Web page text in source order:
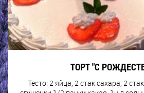
ТОРТ "С
Тесто: 2 яйца, 2 стак.сахара, 2